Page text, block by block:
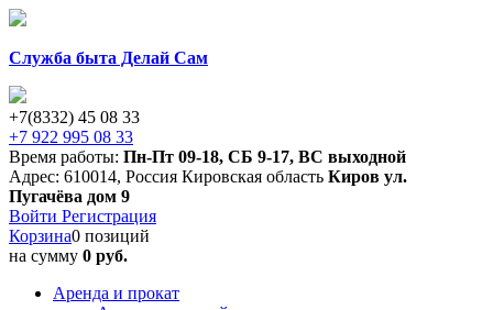
Служба быта Делай Сам
+7(8332) 45 08 33
+7 922 995 08 33
Время работы: Пн-Пт 09-18, СБ 9-17, ВС выходной
Адрес: 610014, Россия Кировская область Киров ул.
Пугачёва дом 9
Войти Регистрация
Корзина0 позиций
на сумму 0 руб.
Аренда и прокат